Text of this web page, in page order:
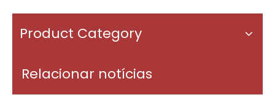
Product Category
Relacionar notícias